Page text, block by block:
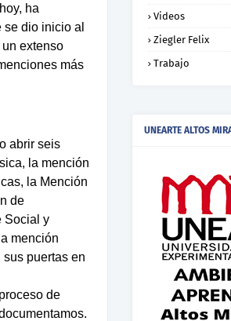
ha
dio inicio al
extenso
más
abrir seis
la mención
la Mención
de
Social y
mención
puertas en
de
Videos
Ziegler Felix
Trabajo
UNEARTE ALTOS